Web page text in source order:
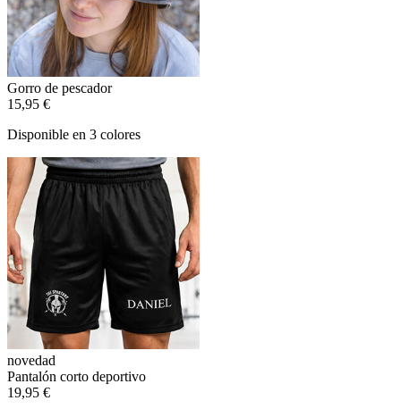
Gorro de pescador
15,95 €
Disponible en 3 colores
novedad
Pantalón corto deportivo
19,95 €